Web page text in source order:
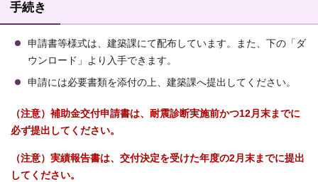
手続き
申請書等様式は、建築課にて配布しています。また、下の「ダ
ウンロード」より入手できます。
申請には必要書類を添付の上、建築課へ提出してください。
（注意）補助金交付申請書は、耐震診断実施前かつ12月末までに
必ず提出してください。
（注意）実績報告書は、交付決定を受けた年度の2月末までに提出
してください。